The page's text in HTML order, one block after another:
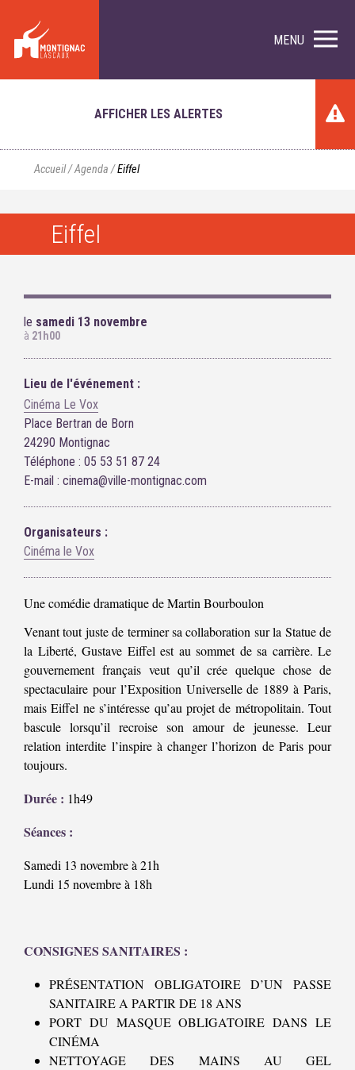
MENU
AFFICHER LES ALERTES
Accueil/Agenda /Eiffel
Eiffel
le samedi 13 novembre
à 21h00
Lieu de l'événement :
Cinéma Le Vox
Place Bertran de Born
24290 Montignac
Téléphone : 05 53 51 87 24
E-mail : cinema@ville-montignac.com
Organisateurs :
Cinéma le Vox
Une comédie dramatique de Martin Bourboulon
Venant tout juste de terminer sa collaboration sur la Statue de
la Liberté, Gustave Eiffel est au sommet de sa carrière. Le
gouvernement français veut qu’il crée quelque chose de
spectaculaire pour l’Exposition Universelle de 1889 à Paris,
mais Eiffel ne s’intéresse qu’au projet de métropolitain. Tout
bascule lorsqu’il recroise son amour de jeunesse. Leur
relation interdite l’inspire à changer l’horizon de Paris pour
toujours.
Durée : 1h49
Séances :
Samedi 13 novembre à 21h
Lundi 15 novembre à 18h
CONSIGNES SANITAIRES :
PRÉSENTATION OBLIGATOIRE D’UN PASSE
SANITAIRE A PARTIR DE 18 ANS
PORT DU MASQUE OBLIGATOIRE DANS LE
CINÉMA
NETTOYAGE DES MAINS AU GEL